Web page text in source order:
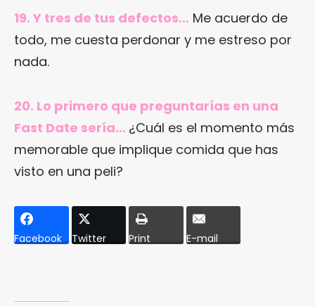
19. Y tres de tus defectos… Me acuerdo de
todo, me cuesta perdonar y me estreso por
nada.
20. Lo primero que preguntarías en una
Fast Date sería… ¿Cuál es el momento más
memorable que implique comida que has
visto en una peli?
Facebook Twitter Print E-mail